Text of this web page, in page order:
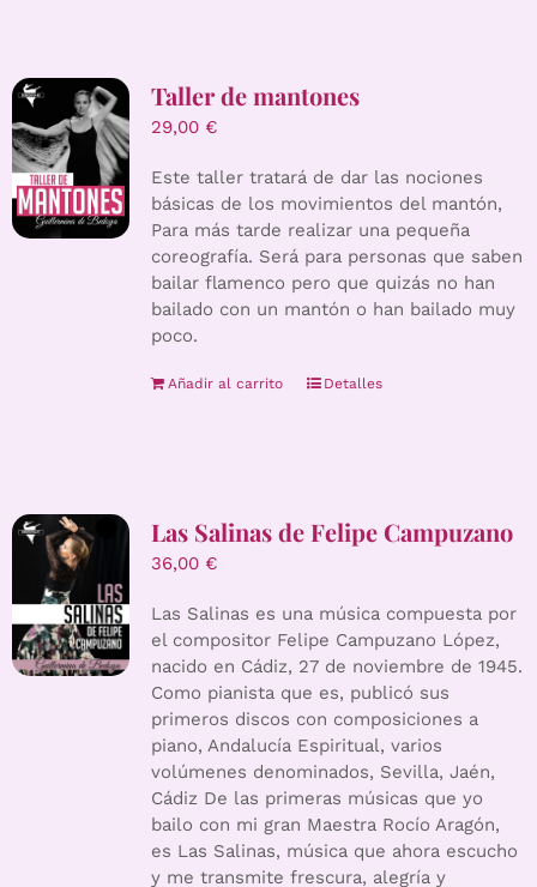
Taller de mantones
29,00 €
Este taller tratará de dar las nociones
básicas de los movimientos del mantón,
Para más tarde realizar una pequeña
coreografía. Será para personas que saben
bailar flamenco pero que quizás no han
bailado con un mantón o han bailado muy
poco.
Añadir al carrito Detalles
Las Salinas de Felipe Campuzano
36,00 €
Las Salinas es una música compuesta por
el compositor Felipe Campuzano López,
nacido en Cádiz, 27 de noviembre de 1945.
Como pianista que es, publicó sus
primeros discos con composiciones a
piano, Andalucía Espiritual, varios
volúmenes denominados, Sevilla, Jaén,
Cádiz De las primeras músicas que yo
bailo con mi gran Maestra Rocío Aragón,
es Las Salinas, música que ahora escucho
y me transmite frescura, alegría y